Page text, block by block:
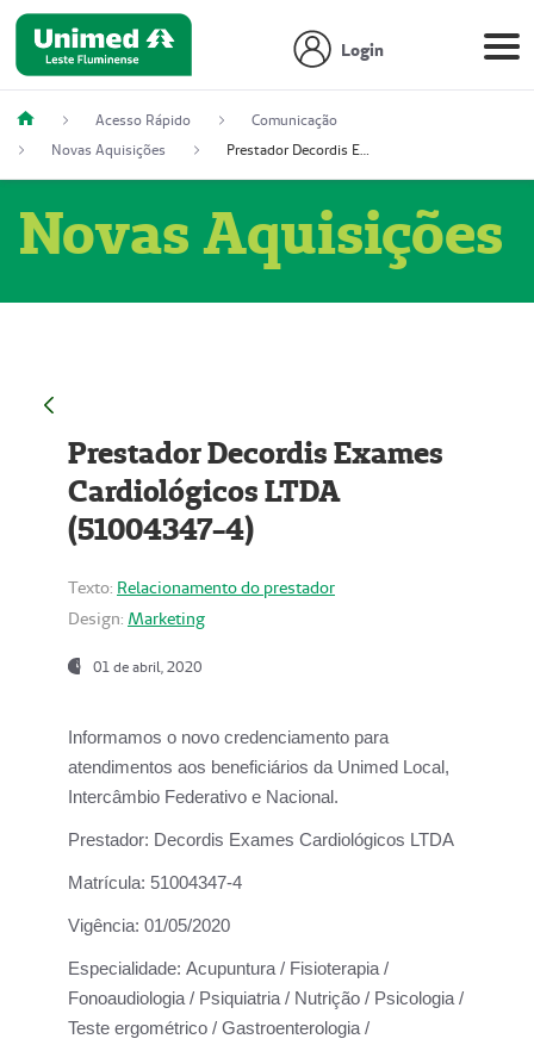
Login
Acesso Rápido
Comunicação
Novas Aquisições
Prestador Decordis Exames Cardiológicos LTDA (51004347-4)
Novas Aquisições
Prestador Decordis Exames
Cardiológicos LTDA
(51004347-4)
Texto: Relacionamento do prestador
Design: Marketing
01 de abril, 2020
Informamos o novo credenciamento para
atendimentos aos beneficiários da Unimed Local,
Intercâmbio Federativo e Nacional.
Prestador: Decordis Exames Cardiológicos LTDA
Matrícula: 51004347-4
Vigência: 01/05/2020
Especialidade: Acupuntura / Fisioterapia /
Fonoaudiologia / Psiquiatria / Nutrição / Psicologia /
Teste ergométrico / Gastroenterologia /